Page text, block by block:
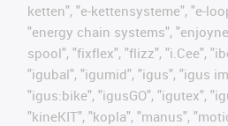
ketten", "e-kettensysteme", "e-
"energy chain systems",
spool", "fixflex", "flizz", "i.Cee",
"igubal", "igumid", "igus", "igus
"igus:bike", "igusGO", "igutex",
"kineKIT", "kopla", "manus",